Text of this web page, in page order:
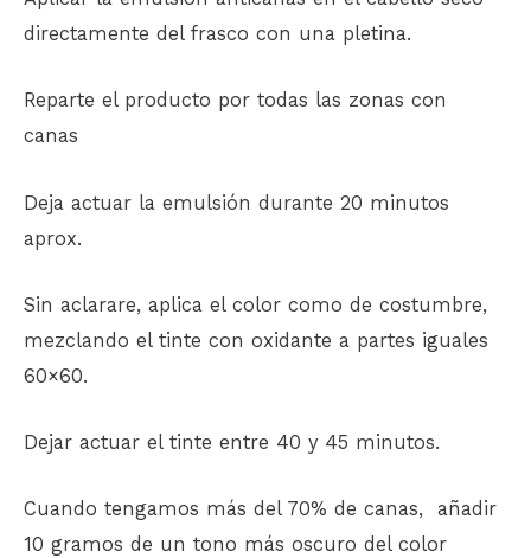
directamente del frasco con una pletina.
Reparte el producto por todas las zonas con
canas
Deja actuar la emulsión durante 20 minutos
aprox.
Sin aclarare, aplica el color como de costumbre,
mezclando el tinte con oxidante a partes iguales
60×60.
Dejar actuar el tinte entre 40 y 45 minutos.
Cuando tengamos más del 70% de canas, añadir
10 gramos de un tono más oscuro del color